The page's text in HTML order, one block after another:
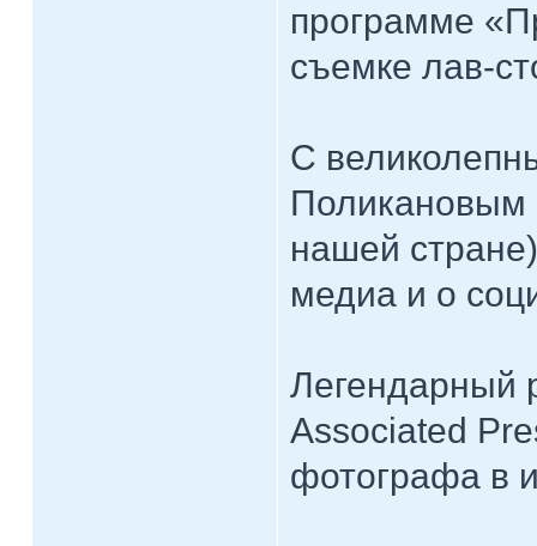
программе
съемке лав-
С
Поликановым
нашей
медиа и о
Легендарный
Associated
фотографа в